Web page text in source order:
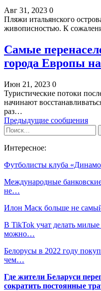
Авг 31, 2023 0
Пляжи итальянского
живописностью. К
Самые
города Европы
Июн 21, 2023 0
Туристические потоки
начинают
раз…
Предыдущие сообщения
Интересное:
Футболисты клуба
Международные
не…
Илон Маск больше не
В TikTok учат делать
можно…
Белорусы в 2022 году
чем…
Где жители Беларуси
сократить постоянные